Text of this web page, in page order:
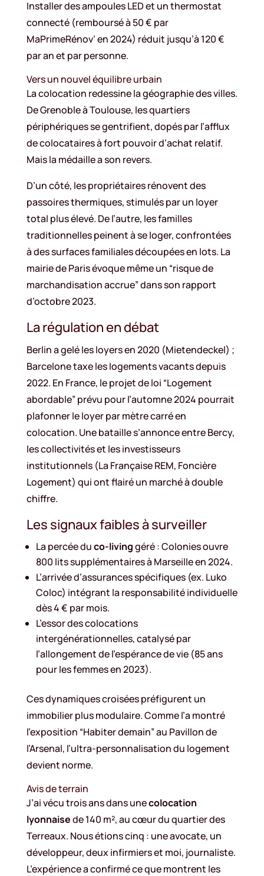
Installer des ampoules LED et un thermostat
connecté (remboursé à 50 € par
MaPrimeRénov’ en 2024) réduit jusqu’à 120 €
par an et par personne.
Vers un nouvel équilibre urbain
La colocation redessine la géographie des villes.
De Grenoble à Toulouse, les quartiers
périphériques se gentrifient, dopés par l’afflux
de colocataires à fort pouvoir d’achat relatif.
Mais la médaille a son revers.
D’un côté, les propriétaires rénovent des
passoires thermiques, stimulés par un loyer
total plus élevé. De l’autre, les familles
traditionnelles peinent à se loger, confrontées
à des surfaces familiales découpées en lots. La
mairie de Paris évoque même un “risque de
marchandisation accrue” dans son rapport
d’octobre 2023.
La régulation en débat
Berlin a gelé les loyers en 2020 (Mietendeckel) ;
Barcelone taxe les logements vacants depuis
2022. En France, le projet de loi “Logement
abordable” prévu pour l’automne 2024 pourrait
plafonner le loyer par mètre carré en
colocation. Une bataille s’annonce entre Bercy,
les collectivités et les investisseurs
institutionnels (La Française REM, Foncière
Logement) qui ont flairé un marché à double
chiffre.
Les signaux faibles à surveiller
La percée duco-livinggéré : Colonies ouvre
800 lits supplémentaires à Marseille en 2024.
L’arrivée d’assurances spécifiques (ex. Luko
Coloc) intégrant la responsabilité individuelle
dès 4 € par mois.
L’essor des colocations
intergénérationnelles, catalysé par
l’allongement de l’espérance de vie (85 ans
pour les femmes en 2023).
Ces dynamiques croisées préfigurent un
immobilier plus modulaire. Comme l’a montré
l’exposition “Habiter demain” au Pavillon de
l’Arsenal, l’ultra-personnalisation du logement
devient norme.
Avis de terrain
J’ai vécu trois ans dans unecolocation
lyonnaisede 140 m², au cœur du quartier des
Terreaux. Nous étions cinq : une avocate, un
développeur, deux infirmiers et moi, journaliste.
L’expérience a confirmé ce que montrent les